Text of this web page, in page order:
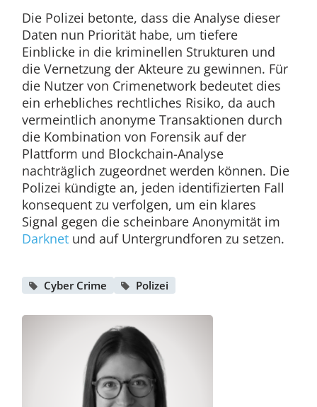
Die Polizei betonte, dass die Analyse dieser
Daten nun Priorität habe, um tiefere
Einblicke in die kriminellen Strukturen und
die Vernetzung der Akteure zu gewinnen. Für
die Nutzer von Crimenetwork bedeutet dies
ein erhebliches rechtliches Risiko, da auch
vermeintlich anonyme Transaktionen durch
die Kombination von Forensik auf der
Plattform und Blockchain-Analyse
nachträglich zugeordnet werden können. Die
Polizei kündigte an, jeden identifizierten Fall
konsequent zu verfolgen, um ein klares
Signal gegen die scheinbare Anonymität im
Darknetund auf Untergrundforen zu setzen.
Cyber Crime Polizei